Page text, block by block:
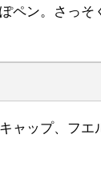
ペン。さっそ
ャップ、フエ